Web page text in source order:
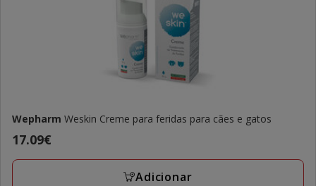
Wepharm Weskin Creme para feridas para cães e gatos
Preço
17.09€
17.09€
Adicionar